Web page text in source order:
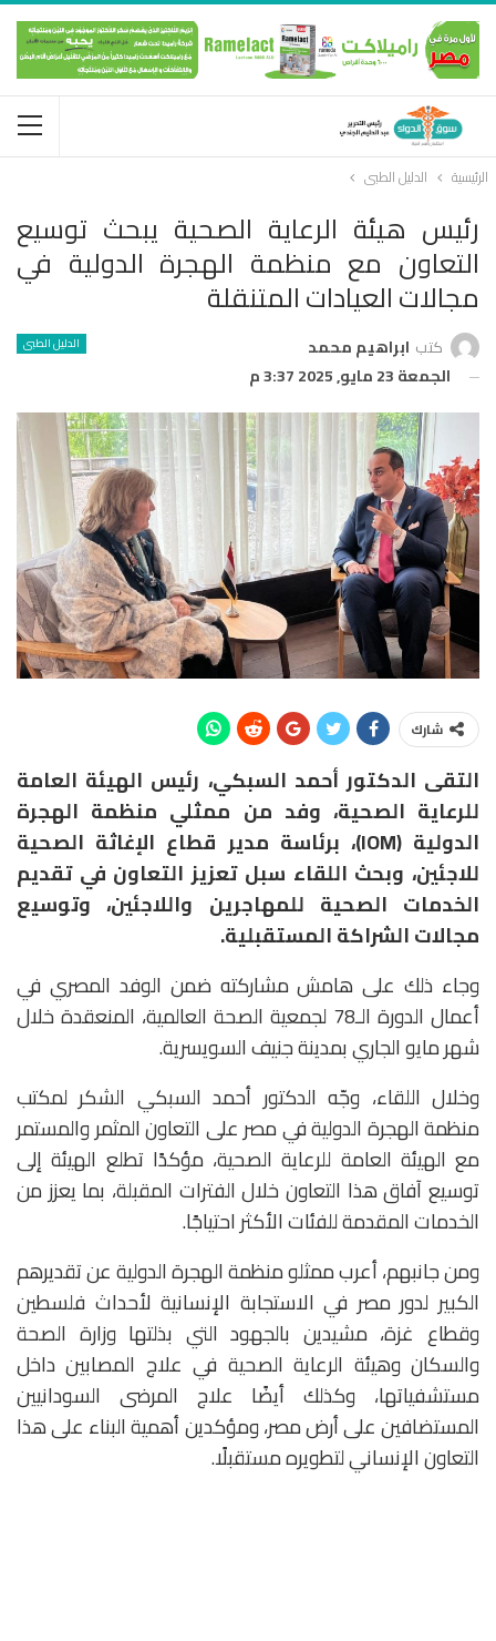
الرئيسية الدليل الطبى
رئيس هيئة الرعاية الصحية يبحث توسيع
التعاون مع منظمة الهجرة الدولية في
مجالات العيادات المتنقلة
الدليل الطبى كتب ابراهيم محمد
الجمعة 23 مايو, 2025 3:37 م
شارك
التقى الدكتور أحمد السبكي، رئيس الهيئة العامة
للرعاية الصحية، وفد من ممثلي منظمة الهجرة
الدولية (IOM)، برئاسة مدير قطاع الإغاثة الصحية
للاجئين، وبحث اللقاء سبل تعزيز التعاون في تقديم
الخدمات الصحية للمهاجرين واللاجئين، وتوسيع
مجالات الشراكة المستقبلية.
وجاء ذلك على هامش مشاركته ضمن الوفد المصري في
أعمال الدورة الـ78 لجمعية الصحة العالمية، المنعقدة خلال
شهر مايو الجاري بمدينة جنيف السويسرية.
وخلال اللقاء، وجّه الدكتور أحمد السبكي الشكر لمكتب
منظمة الهجرة الدولية في مصر على التعاون المثمر والمستمر
مع الهيئة العامة للرعاية الصحية، مؤكدًا تطلع الهيئة إلى
توسيع آفاق هذا التعاون خلال الفترات المقبلة، بما يعزز من
الخدمات المقدمة للفئات الأكثر احتياجًا.
ومن جانبهم، أعرب ممثلو منظمة الهجرة الدولية عن تقديرهم
الكبير لدور مصر في الاستجابة الإنسانية لأحداث فلسطين
وقطاع غزة، مشيدين بالجهود التي بذلتها وزارة الصحة
والسكان وهيئة الرعاية الصحية في علاج المصابين داخل
مستشفياتها، وكذلك أيضًا علاج المرضى السودانيين
المستضافين على أرض مصر، ومؤكدين أهمية البناء على هذا
التعاون الإنساني لتطويره مستقبلًا.